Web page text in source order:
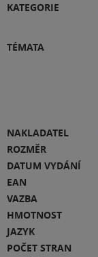
KATEGORIE
TÉMATA
NAKLADATEL
ROZMĚR
DATUM VYDÁNÍ
EAN
VAZBA
HMOTNOST
JAZYK
POČET STRAN